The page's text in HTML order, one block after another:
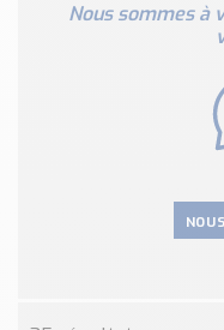
Contact & Devis
Devis, Tarifs,
Nous sommes à